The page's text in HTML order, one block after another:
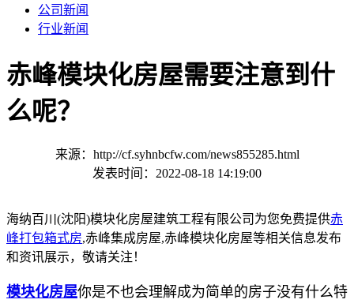
公司新闻
行业新闻
赤峰模块化房屋需要注意到什
么呢？
来源：http://cf.syhnbcfw.com/news855285.html
发表时间：2022-08-18 14:19:00
海纳百川(沈阳)模块化房屋建筑工程有限公司为您免费提供赤
峰打包箱式房,赤峰集成房屋,赤峰模块化房屋等相关信息发布
和资讯展示，敬请关注！
模块化房屋你是不也会理解成为简单的房子没有什么特